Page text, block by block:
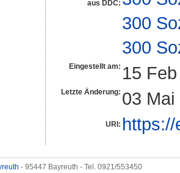
aus DDC:
300
300
Eingestellt am: 15
Letzte Änderung: 03 Mai
URI:
- 95447 Bayreuth - Tel. 0921/553450